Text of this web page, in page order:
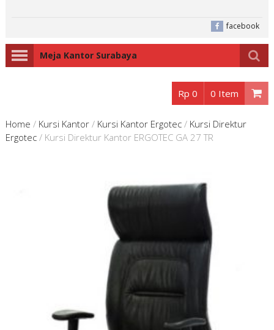
facebook
Meja Kantor Surabaya
Rp 0 0 Item
Home / Kursi Kantor/ Kursi Kantor Ergotec/ Kursi Direktur
Ergotec/ Kursi Direktur Kantor ERGOTEC GA 27 TR